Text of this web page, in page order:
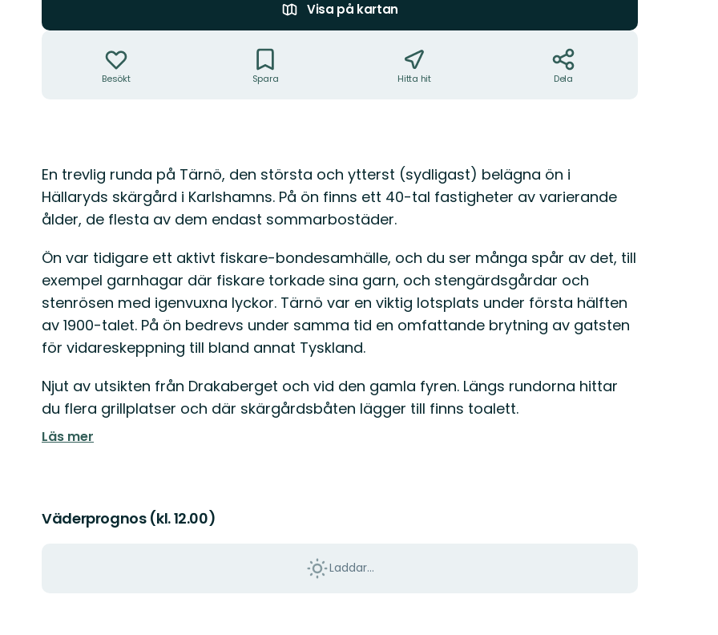
Visa på kartan
Besökt Spara Hitta hit Dela
Beskrivning
En trevlig runda på Tärnö, den största och ytterst (sydligast) belägna ön i
Hällaryds skärgård i Karlshamns. På ön finns ett 40-tal fastigheter av varierande
ålder, de flesta av dem endast sommarbostäder.
Ön var tidigare ett aktivt fiskare-bondesamhälle, och du ser många spår av det, till
exempel garnhagar där fiskare torkade sina garn, och stengärdsgårdar och
stenrösen med igenvuxna lyckor. Tärnö var en viktig lotsplats under första hälften
av 1900-talet. På ön bedrevs under samma tid en omfattande brytning av gatsten
för vidareskeppning till bland annat Tyskland.
Njut av utsikten från Drakaberget och vid den gamla fyren. Längs rundorna hittar
du flera grillplatser och där skärgårdsbåten lägger till finns toalett.
Läs mer
Väderprognos (kl. 12.00)
Laddar...